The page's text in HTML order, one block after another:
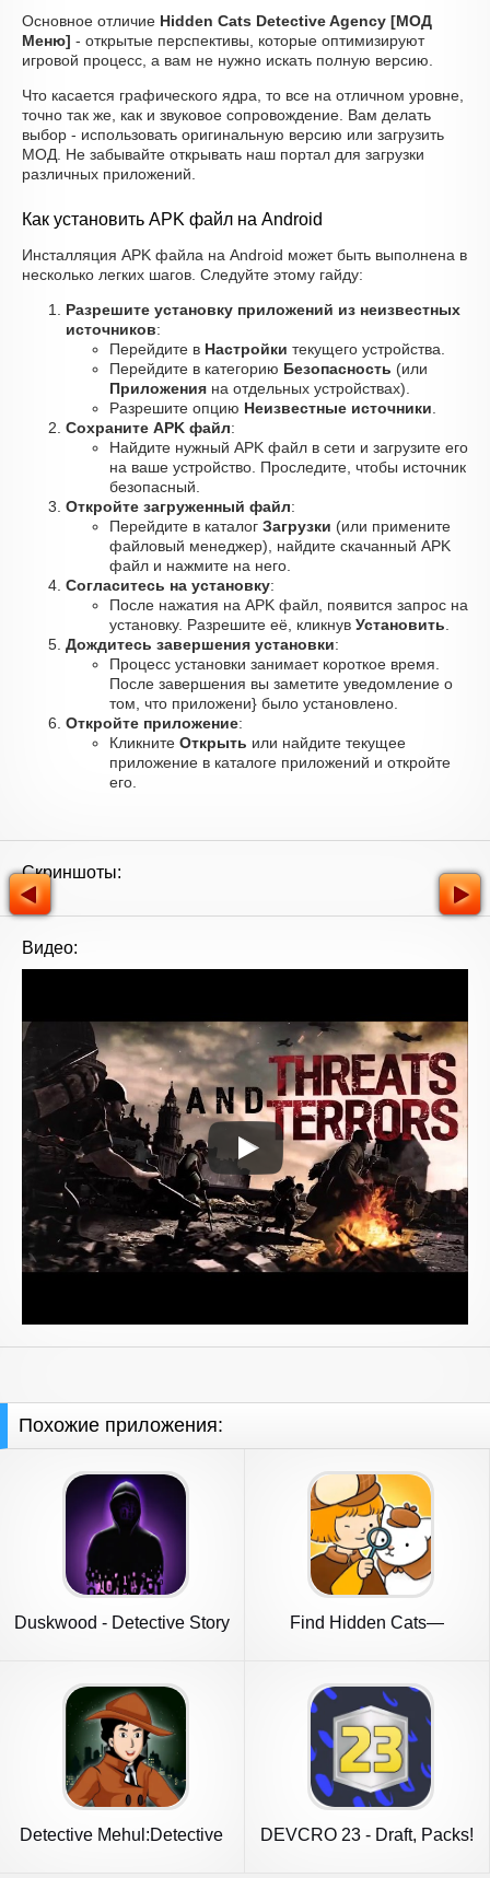
Основное отличие Hidden Cats Detective Agency [МОД
Меню] - открытые перспективы, которые оптимизируют
игровой процесс, а вам не нужно искать полную версию.
Что касается графического ядра, то все на отличном уровне,
точно так же, как и звуковое сопровождение. Вам делать
выбор - использовать оригинальную версию или загрузить
МОД. Не забывайте открывать наш портал для загрузки
различных приложений.
Как установить APK файл на Android
Инсталляция APK файла на Android может быть выполнена в
несколько легких шагов. Следуйте этому гайду:
Разрешите установку приложений из неизвестных
источников:
Перейдите в Настройки текущего устройства.
Перейдите в категорию Безопасность (или
Приложения на отдельных устройствах).
Разрешите опцию Неизвестные источники
Сохраните APK файл:
Найдите нужный APK файл в сети и загрузите его
на ваше устройство. Проследите, чтобы источник
безопасный.
Откройте загруженный файл:
Перейдите в каталог Загрузки (или примените
файловый менеджер), найдите скачанный APK
файл и нажмите на него.
Согласитесь на установку:
После нажатия на APK файл, появится запрос на
установку. Разрешите её, кликнув Установить
Дождитесь завершения установки:
Процесс установки занимает короткое время.
После завершения вы заметите уведомление о
том, что приложени} было установлено.
Откройте приложение:
Кликните Открыть или найдите текущее
приложение в каталоге приложений и откройте
его.
Скриншоты:
Видео:
Похожие приложения:
Duskwood - Detective Story
Find Hidden Cats—
Detective Mehul:Detective
DEVCRO 23 - Draft, Packs!